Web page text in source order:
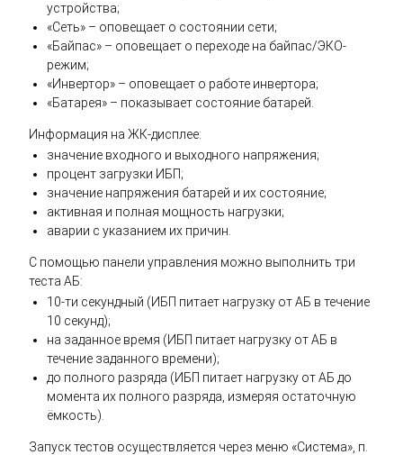
устройства;
«Сеть» – оповещает о состоянии сети;
«Байпас» – оповещает о переходе на байпас/ЭКО-
режим;
«Инвертор» – оповещает о работе инвертора;
«Батарея» – показывает состояние батарей.
Информация на ЖК-дисплее:
значение входного и выходного напряжения;
процент загрузки ИБП;
значение напряжения батарей и их состояние;
активная и полная мощность нагрузки;
аварии с указанием их причин.
С помощью панели управления можно выполнить три
теста АБ:
10-ти секундный (ИБП питает нагрузку от АБ в течение
10 секунд);
на заданное время (ИБП питает нагрузку от АБ в
течение заданного времени);
до полного разряда (ИБП питает нагрузку от АБ до
момента их полного разряда, измеряя остаточную
ёмкость).
Запуск тестов осуществляется через меню «Система», п.